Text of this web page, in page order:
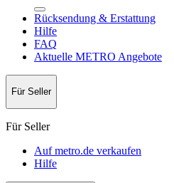
Rücksendung & Erstattung
Hilfe
FAQ
Aktuelle METRO Angebote
Für Seller
Für Seller
Auf metro.de verkaufen
Hilfe